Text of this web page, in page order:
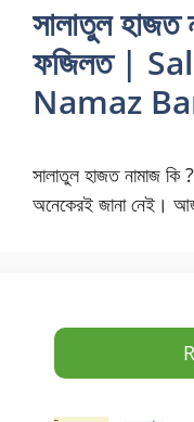
সালাতুল হাজত
ফজিলত |
Namaz
সালাতুল হাজত নামাজ কি
অনেকেরই জানা নেই।